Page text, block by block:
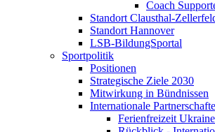
Coach
Standort Clausthal-
Standort Hannover
LSB-BildungSportal
Sportpolitik
Positionen
Strategische Ziele 2030
Mitwirkung in Bündnissen
Internationale
Ferienfreizeit